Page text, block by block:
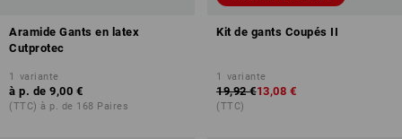
Aramide Gants en latex
Cutprotec
1 variante
à p. de 9,00 €
(TTC) à p. de 168 Paires
Kit de gants Coupés II
1 variante
19,92 €13,08 €
(TTC)